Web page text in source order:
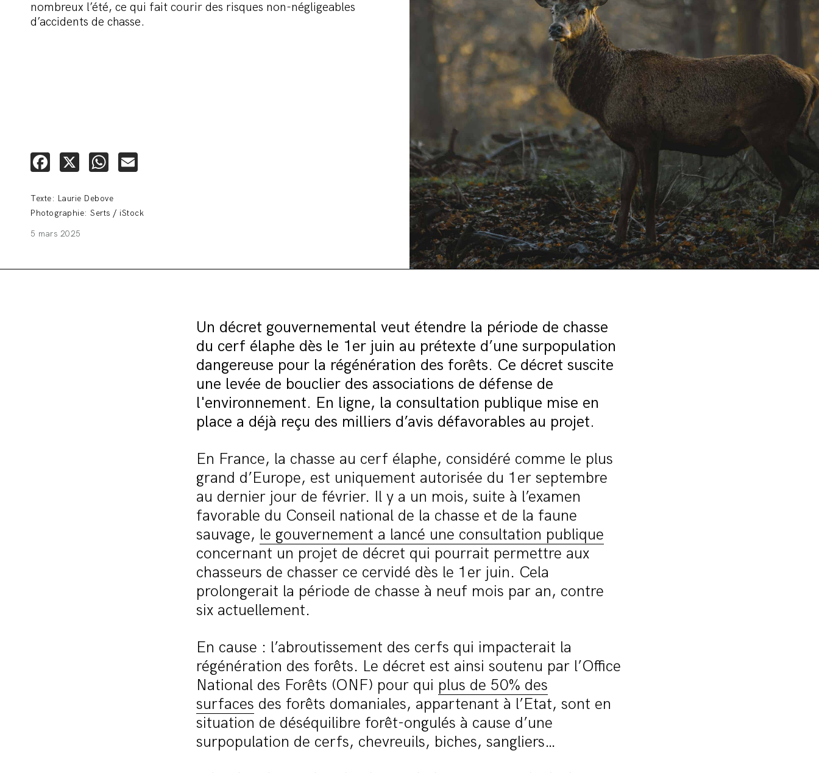
nombreux l’été, ce qui fait courir des risques non-négligeables
d’accidents de chasse.
Facebook
X WhatsApp
Texte: Laurie Debove
Photographie: Serts / iStock
5 mars 2025
Un décret gouvernemental veut étendre la période de chasse
du cerf élaphe dès le 1er juin au prétexte d’une surpopulation
dangereuse pour la régénération des forêts. Ce décret suscite
une levée de bouclier des associations de défense de
l'environnement. En ligne, la consultation publique mise en
place a déjà reçu des milliers d’avis défavorables au projet.
En France, la chasse au cerf élaphe, considéré comme le plus
grand d’Europe, est uniquement autorisée du 1er septembre
au dernier jour de février. Il y a un mois, suite à l’examen
favorable du Conseil national de la chasse et de la faune
sauvage, le gouvernement a lancé une consultation publique
concernant un projet de décret qui pourrait permettre aux
chasseurs de chasser ce cervidé dès le 1er juin. Cela
prolongerait la période de chasse à neuf mois par an, contre
six actuellement.
En cause : l’abroutissement des cerfs qui impacterait la
régénération des forêts. Le décret est ainsi soutenu par l’Office
National des Forêts (ONF) pour qui plus de 50% des
surfaces des forêts domaniales, appartenant à l’Etat, sont en
situation de déséquilibre forêt-ongulés à cause d’une
surpopulation de cerfs, chevreuils, biches, sangliers…